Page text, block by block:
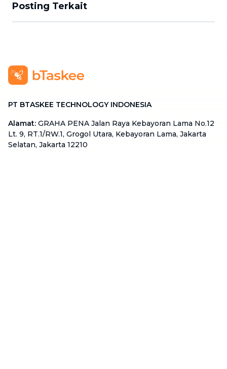
Posting Terkait
PT BTASKEE TECHNOLOGY INDONESIA
Alamat: GRAHA PENA Jalan Raya Kebayoran Lama No.12
Lt. 9, RT.1/RW.1, Grogol Utara, Kebayoran Lama, Jakarta
Selatan, Jakarta 12210